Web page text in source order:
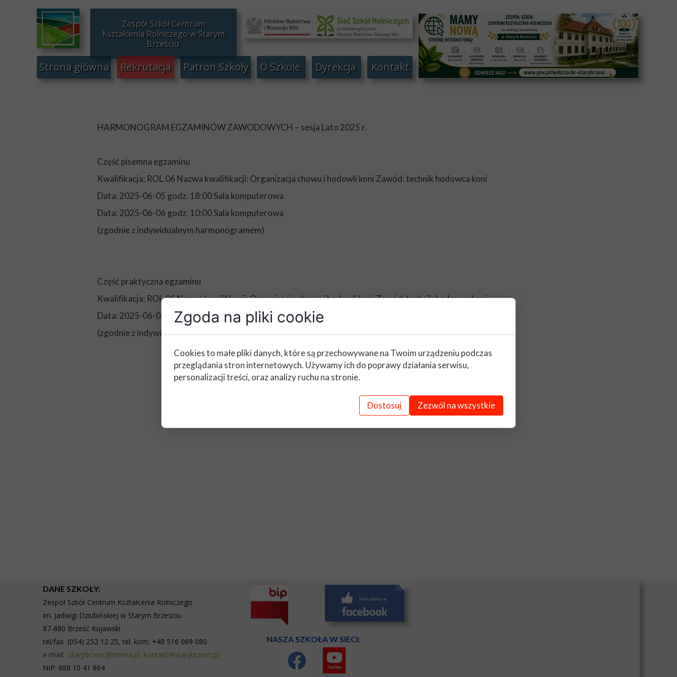
HARMONOGRAM EGZAMINÓW ZAWODOWYCH – sesja Lato 2025 r.
Część pisemna egzaminu
Kwalifikacja: ROL.06 Nazwa kwalifikacji: Organizacja chowu i hodowli koni Zawód: technik hodowca koni
Data: 2025-06-05 godz. 18:00 Sala komputerowa
Data: 2025-06-06 godz. 10:00 Sala komputerowa
(zgodnie z indywidualnym harmonogramem)
Część praktyczna egzaminu
Kwalifikacja: ROL.06 Nazwa kwalifikacji: Organizacja chowu i hodowli koni Zawód: technik hodowca koni
Data: 2025-06-02 godz. 9:00 Sala 4 i 14
(zgodnie z indywidualnym harmonogramem)
Rekrutacja Dyrekcja
Strona główna Kontakt
O Szkole
Patron Szkoły
Zespół Szkół Centrum
Kształcenia Rolniczego w Starym
Brześciu
DANE SZKOŁY:
Zespół Szkół Centrum Kształcenia Rolniczego
im. Jadwigi Dziubińskiej w Starym Brześciu
87-880 Brześć Kujawski
tel/fax (054) 252 12 25, tel. kom. +48 516 069 080
e-mail: starybrzesc@interia.pl, kontakt@starybrzesc.pl
NIP: 888 10 41 864
NASZA SZKOŁA W SIECI:
Zgoda na pliki cookie
Cookies to małe pliki danych, które są przechowywane na Twoim urządzeniu podczas
przeglądania stron internetowych. Używamy ich do poprawy działania serwisu,
personalizacji treści, oraz analizy ruchu na stronie.
Dostosuj Zezwól na wszystkie